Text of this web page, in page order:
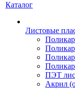
Каталог
Листовые
ПЭТ
Акрил